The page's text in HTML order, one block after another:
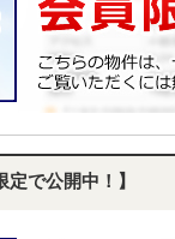
定で公開中！】